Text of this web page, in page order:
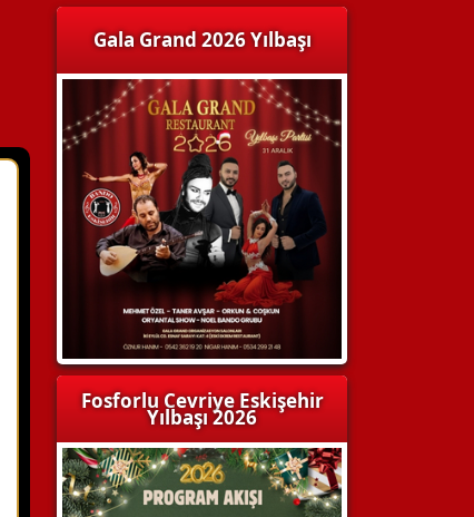
Gala Grand 2026 Yılbaşı
Fosforlu Cevriye Eskişehir
Yılbaşı 2026